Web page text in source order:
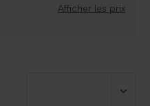
en version brillant
Afficher les prix